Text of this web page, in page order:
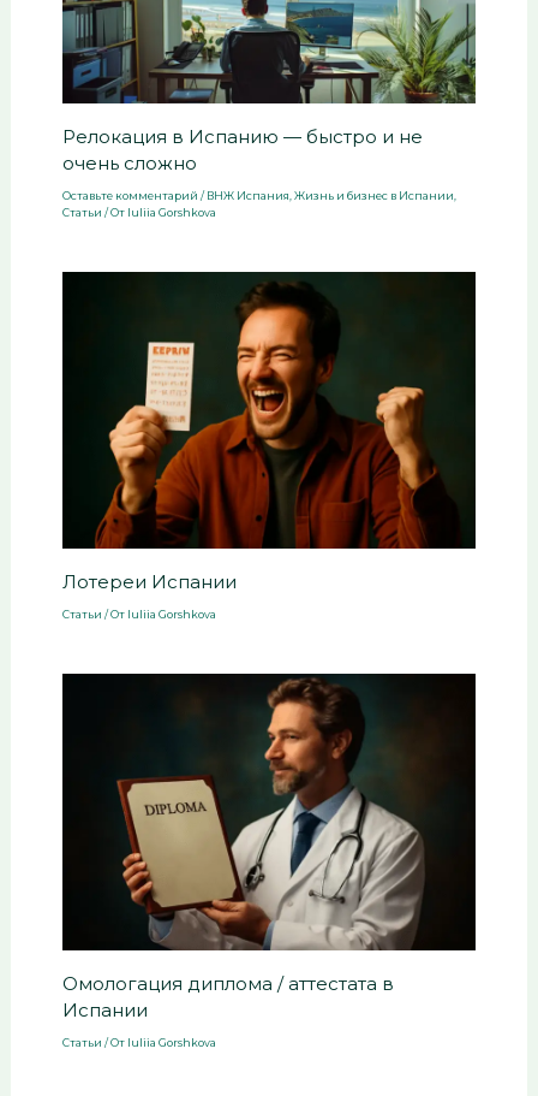
Релокация в Испанию — быстро и не
очень сложно
Оставьте комментарий / ВНЖ Испания,Жизнь и бизнес в Испании,
Статьи / От Iuliia Gorshkova
Лотереи Испании
Статьи / От Iuliia Gorshkova
Омологация диплома / аттестата в
Испании
Статьи / От Iuliia Gorshkova